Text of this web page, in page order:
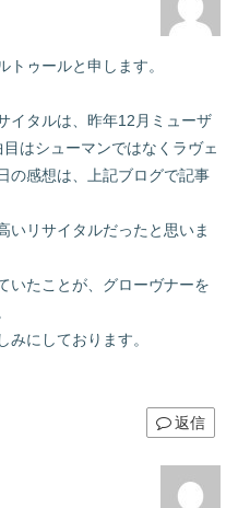
トゥールと申します。
イタルは、昨年12月ミューザ
はシューマンではなくラヴェ
の感想は、上記ブログで記事
いリサイタルだったと思いま
いたことが、グローヴナーを
にしております。
返信